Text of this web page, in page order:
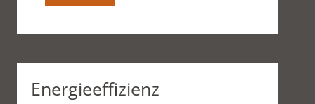
Energieeffizienz